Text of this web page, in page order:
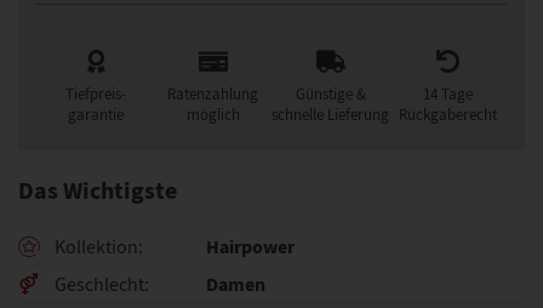
Tiefpreis-
garantie
Ratenzahlung
möglich
Günstige &
schnelle Lieferung
14 Tage
Rückgaberecht
Das Wichtigste
Kollektion Hairpower
Geschlecht Damen